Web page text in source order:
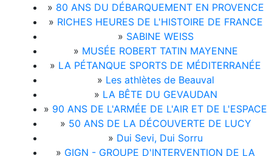
» 80 ANS DU DÉBARQUEMENT EN PROVENCE
» RICHES HEURES DE L'HISTOIRE DE FRANCE
» SABINE WEISS
» MUSÉE ROBERT TATIN MAYENNE
» LA PÉTANQUE SPORTS DE MÉDITERRANÉE
» Les athlètes de Beauval
» LA BÊTE DU GEVAUDAN
» 90 ANS DE L'ARMÉE DE L'AIR ET DE L'ESPACE
» 50 ANS DE LA DÉCOUVERTE DE LUCY
» Dui Sevi, Dui Sorru
» GIGN - GROUPE D'INTERVENTION DE LA